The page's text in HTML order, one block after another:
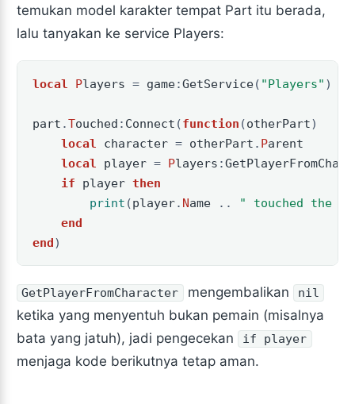
temukan model karakter tempat Part itu berada,
lalu tanyakan ke service Players:
local Players = game:GetService( "Players" )
part .Touched : Connect (function (otherPart)
local
character = otherPart . Parent
local
player = Players :
if
player then
print (player. Name ..
" touched the
end
end)
GetPlayerFromCharacter mengembalikan nil
ketika yang menyentuh bukan pemain (misalnya
bata yang jatuh), jadi pengecekan
if player
menjaga kode berikutnya tetap aman.